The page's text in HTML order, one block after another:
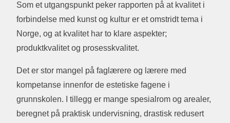
Som et utgangspunkt peker rapporten på at kvalitet i
forbindelse med kunst og kultur er et omstridt tema i
Norge, og at kvalitet har to klare aspekter;
produktkvalitet og prosesskvalitet.
Det er stor mangel på faglærere og lærere med
kompetanse innenfor de estetiske fagene i
grunnskolen. I tillegg er mange spesialrom og arealer,
beregnet på praktisk undervisning, drastisk redusert